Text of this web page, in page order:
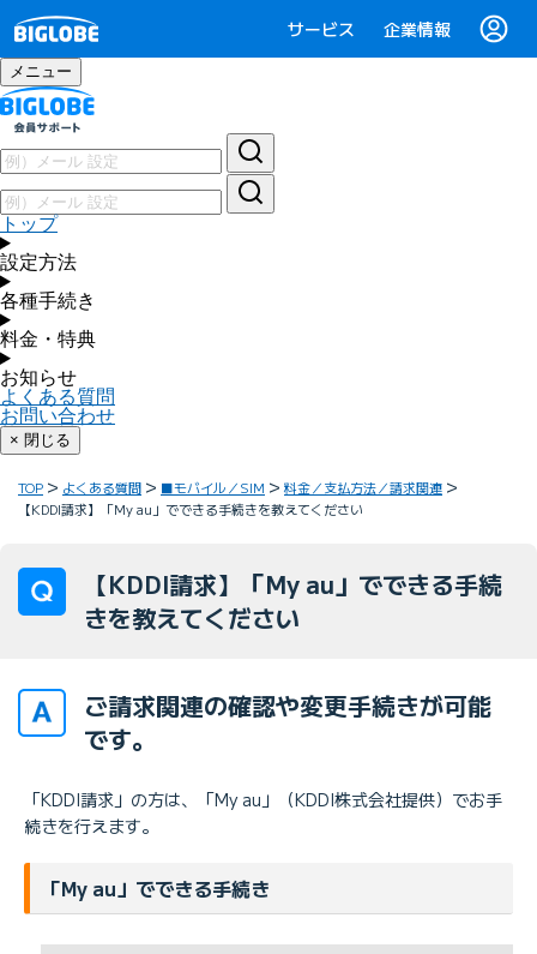
サービス 企業情報
メニュー
トップ
設定方法
各種手続き
料金・特典
お知らせ
よくある質問
お問い合わせ
× 閉じる
TOP よくある質問 ■モバイル／SIM
料金／支払方法／請求関連
【KDDI請求】「My au」でできる手続きを教えてください
【KDDI請求】「My au」でできる手続
きを教えてください
ご請求関連の確認や変更手続きが可能
です。
「KDDI請求」の方は、「My au」（KDDI株式会社提供）でお手
続きを行えます。
「My au」でできる手続き